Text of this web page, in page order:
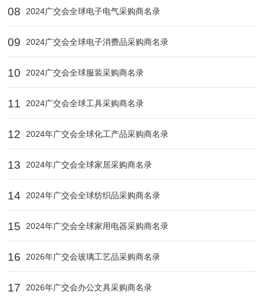
08 2024广交会全球电子电气采购商名录
09 2024广交会全球电子消费品采购商名录
10 2024广交会全球服装采购商名录
11 2024广交会全球工具采购商名录
12 2024年广交会全球化工产品采购商名录
13 2024年广交会全球家居采购商名录
14 2024年广交会全球纺织品采购商名录
15 2024年广交会全球家用电器采购商名录
16 2026年广交会玻璃工艺品采购商名录
17 2026年广交会办公文具采购商名录